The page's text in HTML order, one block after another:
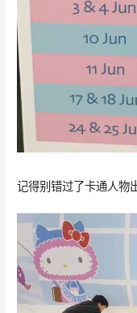
记得别错过了卡通人物